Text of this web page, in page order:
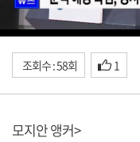
조회수 : 58회 1
모지안 앵커>